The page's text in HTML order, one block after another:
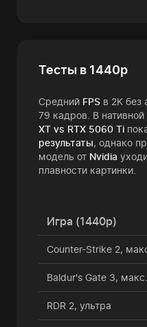
Тесты в 1440p
Средний FPS в 2K без
79 кадров. В
XT vs RTX 5060 Ti
результаты, однако
модель от Nvidia
плавности картинки.
Игра (1440p)
Counter-Strike 2,
Baldur's Gate 3, макс.
RDR 2, ультра